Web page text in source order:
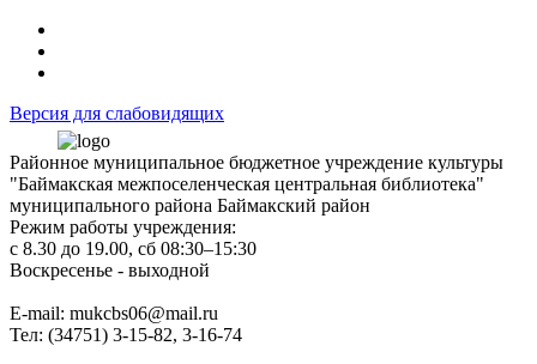
Версия для слабовидящих
Районное муниципальное бюджетное учреждение культуры
"Баймакская межпоселенческая центральная библиотека"
муниципального района Баймакский район
Режим работы учреждения:
с 8.30 до 19.00, сб 08:30–15:30
Воскресенье - выходной
Е-mail: mukcbs06@mail.ru
Тел: (34751) 3-15-82, 3-16-74